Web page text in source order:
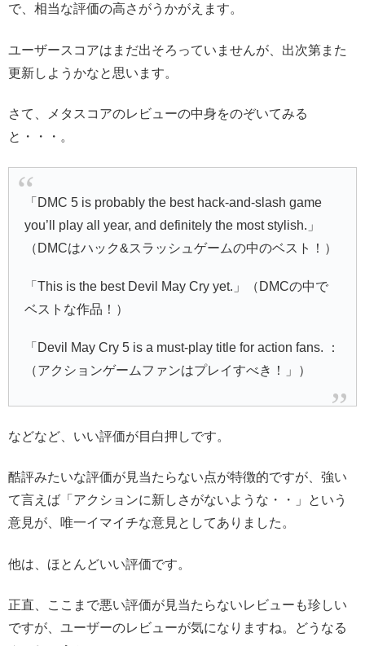
で、相当な評価の高さがうかがえます。
ユーザースコアはまだ出そろっていませんが、出次第また
更新しようかなと思います。
さて、メタスコアのレビューの中身をのぞいてみる
と・・・。
「DMC 5 is probably the best hack-and-slash game
you’ll play all year, and definitely the most stylish.」
（DMCはハック&スラッシュゲームの中のベスト！）
「This is the best Devil May Cry yet.」（DMCの中で
ベストな作品！）
「Devil May Cry 5 is a must-play title for action fans. ：
（アクションゲームファンはプレイすべき！」）
などなど、いい評価が目白押しです。
酷評みたいな評価が見当たらない点が特徴的ですが、強い
て言えば「アクションに新しさがないような・・」という
意見が、唯一イマイチな意見としてありました。
他は、ほとんどいい評価です。
正直、ここまで悪い評価が見当たらないレビューも珍しい
ですが、ユーザーのレビューが気になりますね。どうなる